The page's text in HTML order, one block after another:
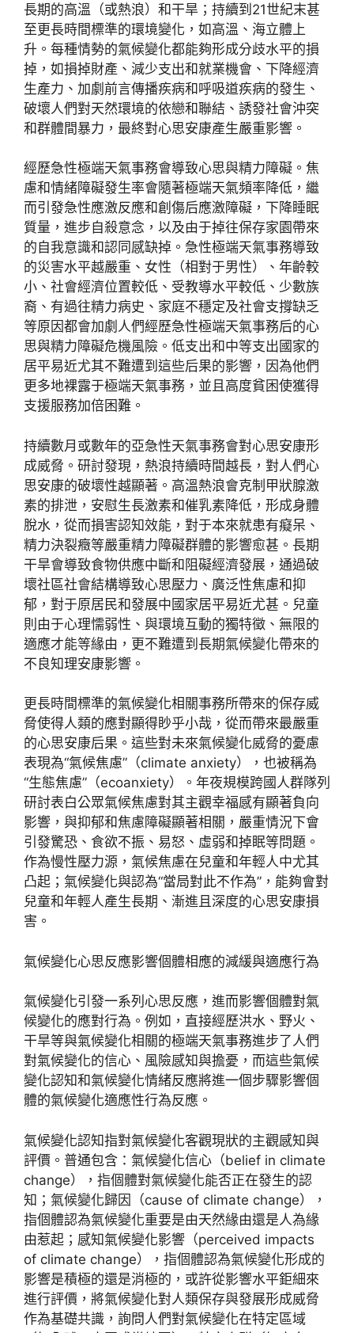
長期的高溫（或熱浪）和干旱；持續到21世紀末甚
至更長時間標準的環境變化，如高溫、海立體上
升。每種情勢的氣候變化都能夠形成分歧水平的損
掉，如損掉財產、減少支出和就業機會、下降經濟
生產力、加劇前言傳播疾病和呼吸道疾病的發生、
破壞人們對天然環境的依戀和聯結、誘發社會沖突
和群體間暴力，最終對心思安康產生嚴重影響。
經歷急性極端天氣事務會導致心思與精力障礙。焦
慮和情緒障礙發生率會隨著極端天氣頻率降低，繼
而引發急性應激反應和創傷后應激障礙，下降睡眠
質量，進步自殺意念，以及由于掉往保存家園帶來
的自我意識和認同感缺掉。急性極端天氣事務導致
的災害水平越嚴重、女性（相對于男性）、年齡較
小、社會經濟位置較低、受教導水平較低、少數族
裔、有過往精力病史、家庭不穩定及社會支撐缺乏
等原因都會加劇人們經歷急性極端天氣事務后的心
思與精力障礙危機風險。低支出和中等支出國家的
居平易近尤其不難遭到這些后果的影響，因為他們
更多地裸露于極端天氣事務，並且高度貧困使獲得
支援服務加倍困難。
持續數月或數年的亞急性天氣事務會對心思安康形
成威脅。研討發現，熱浪持續時間越長，對人們心
思安康的破壞性越顯著。高溫熱浪會克制甲狀腺激
素的排泄，安慰生長激素和催乳素降低，形成身體
脫水，從而損害認知效能，對于本來就患有癡呆、
精力決裂癥等嚴重精力障礙群體的影響愈甚。長期
干旱會導致食物供應中斷和阻礙經濟發展，通過破
壞社區社會結構導致心思壓力、廣泛性焦慮和抑
郁，對于原居民和發展中國家居平易近尤甚。兒童
則由于心理懦弱性、與環境互動的獨特徵、無限的
適應才能等緣由，更不難遭到長期氣候變化帶來的
不良知理安康影響。
更長時間標準的氣候變化相關事務所帶來的保存威
脅使得人類的應對顯得眇乎小哉，從而帶來最嚴重
的心思安康后果。這些對未來氣候變化威脅的憂慮
表現為“氣候焦慮”（climate anxiety），也被稱為
“生態焦慮”（ecoanxiety）。年夜規模跨國人群隊列
研討表白公眾氣候焦慮對其主觀幸福感有顯著負向
影響，與抑郁和焦慮障礙顯著相關，嚴重情況下會
引發驚恐、食欲不振、易怒、虛弱和掉眠等問題。
作為慢性壓力源，氣候焦慮在兒童和年輕人中尤其
凸起；氣候變化與認為“當局對此不作為”，能夠會對
兒童和年輕人產生長期、漸進且深度的心思安康損
害。
氣候變化心思反應影響個體相應的減緩與適應行為
氣候變化引發一系列心思反應，進而影響個體對氣
候變化的應對行為。例如，直接經歷洪水、野火、
干旱等與氣候變化相關的極端天氣事務進步了人們
對氣候變化的信心、風險感知與擔憂，而這些氣候
變化認知和氣候變化情緒反應將進一個步驟影響個
體的氣候變化適應性行為反應。
氣候變化認知指對氣候變化客觀現狀的主觀感知與
評價。普通包含：氣候變化信心（belief in climate
change），指個體對氣候變化能否正在發生的認
知；氣候變化歸因（cause of climate change），
指個體認為氣候變化重要是由天然緣由還是人為緣
由惹起；感知氣候變化影響（perceived impacts
of climate change），指個體認為氣候變化形成的
影響是積極的還是消極的，或許從影響水平鉅細來
進行評價，將氣候變化對人類保存與發展形成威脅
作為基礎共識，詢問人們對氣候變化在特定區域